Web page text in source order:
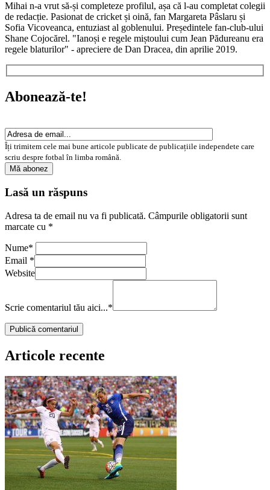
Mihai n-a vrut să-și completeze profilul, așa că l-au completat colegii
de redacție. Pasionat de cricket și oină, fan Margareta Pâslaru și
Sofia Vicoveanca, entuziast al goblenului. Președintele fan-club-ului
Shane Cojocărel. "Ianoși e regele miștoului cum Jean Pădureanu era
regele blaturilor" - apreciere de Dan Dracea, din aprilie 2019.
Abonează-te!
Îți trimitem cele mai bune articole publicate de publicațiile independete care
scriu despre fotbal în limba română.
Lasă un răspuns
Adresa ta de email nu va fi publicată. Câmpurile obligatorii sunt
marcate cu *
Nume*
Email *
Website
Scrie comentariul tău aici...*
Articole recente